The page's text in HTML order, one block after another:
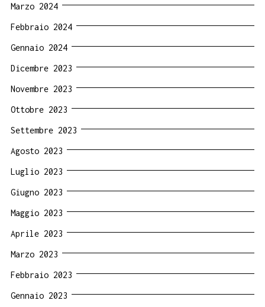
Marzo 2024
Febbraio 2024
Gennaio 2024
Dicembre 2023
Novembre 2023
Ottobre 2023
Settembre 2023
Agosto 2023
Luglio 2023
Giugno 2023
Maggio 2023
Aprile 2023
Marzo 2023
Febbraio 2023
Gennaio 2023